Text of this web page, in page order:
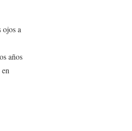
ojos a
años